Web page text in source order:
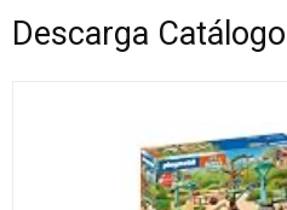
Descarga